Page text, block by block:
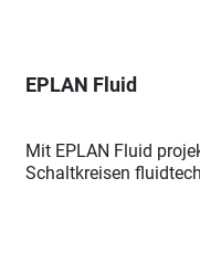
EPLAN Fluid
Mit EPLAN Fluid
Schaltkreisen